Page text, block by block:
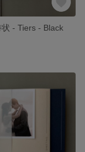
- Tiers - Black